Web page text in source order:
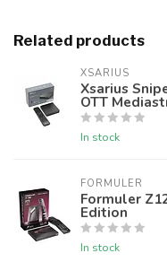
Related products
XSARIUS
Xsarius
OTT
In stock
FORMULER
Formuler
Edition
In stock